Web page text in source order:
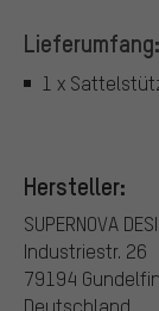
Lieferumfang:
1 x
Hersteller:
SUPERNOVA
Industriestr. 26
79194
Deutschland